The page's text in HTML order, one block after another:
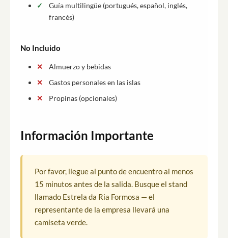
Guía multilingüe (portugués, español, inglés,
francés)
No Incluido
Almuerzo y bebidas
Gastos personales en las islas
Propinas (opcionales)
Información Importante
Por favor, llegue al punto de encuentro al menos
15 minutos antes de la salida. Busque el stand
llamado Estrela da Ria Formosa — el
representante de la empresa llevará una
camiseta verde.